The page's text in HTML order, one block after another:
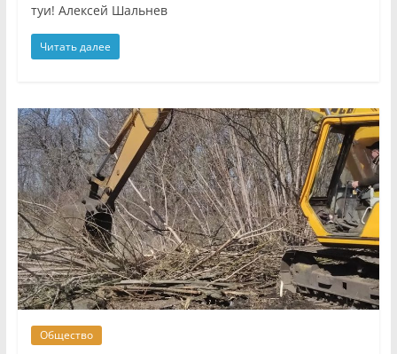
туи! Алексей Шальнев
Читать далее
Общество